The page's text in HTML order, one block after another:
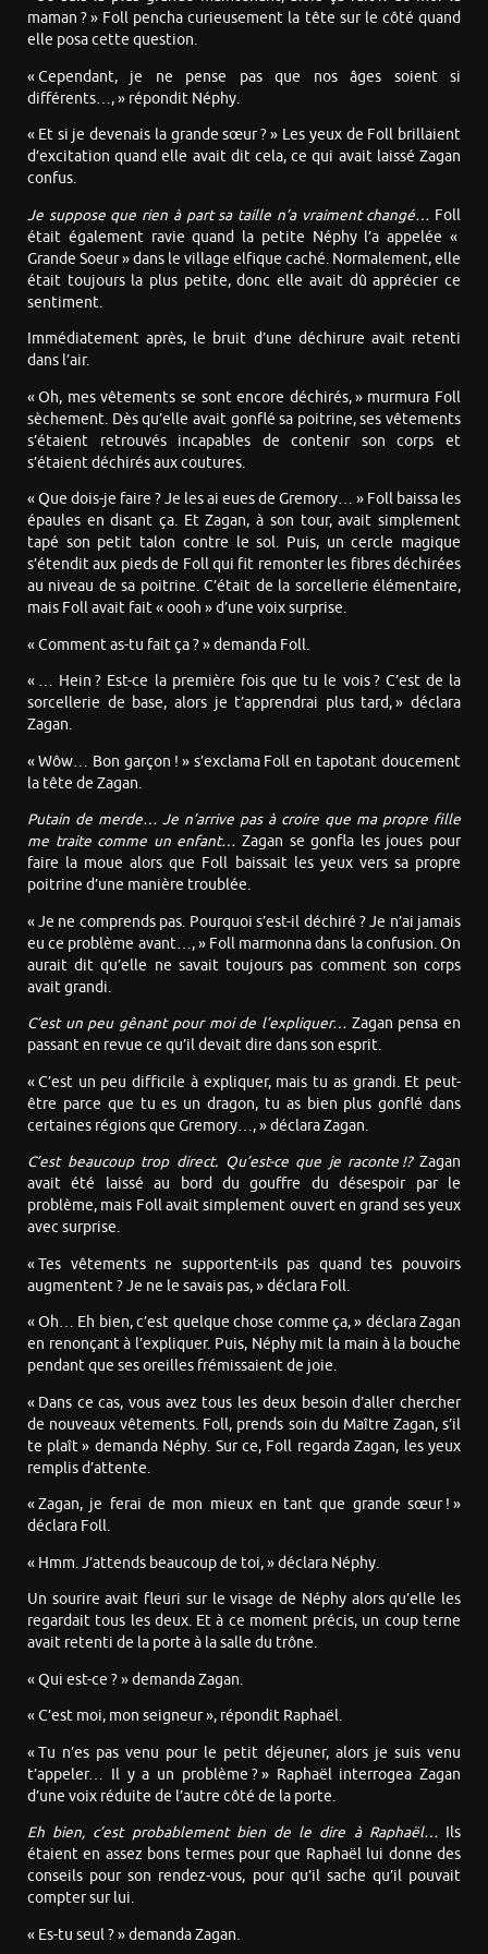
maman ? » Foll pencha curieusement la tête sur le côté quand
elle posa cette question.
« Cependant, je ne pense pas que nos âges soient si
différents…, » répondit Néphy.
« Et si je devenais la grande sœur ? » Les yeux de Foll brillaient
d’excitation quand elle avait dit cela, ce qui avait laissé Zagan
confus.
Je suppose que rien à part sa taille n’a vraiment changé… Foll
était également ravie quand la petite Néphy l’a appelée «
Grande Soeur » dans le village elfique caché. Normalement, elle
était toujours la plus petite, donc elle avait dû apprécier ce
sentiment.
Immédiatement après, le bruit d’une déchirure avait retenti
dans l’air.
« Oh, mes vêtements se sont encore déchirés, » murmura Foll
sèchement. Dès qu’elle avait gonflé sa poitrine, ses vêtements
s’étaient retrouvés incapables de contenir son corps et
s’étaient déchirés aux coutures.
« Que dois-je faire ? Je les ai eues de Gremory… » Foll baissa les
épaules en disant ça. Et Zagan, à son tour, avait simplement
tapé son petit talon contre le sol. Puis, un cercle magique
s’étendit aux pieds de Foll qui fit remonter les fibres déchirées
au niveau de sa poitrine. C’était de la sorcellerie élémentaire,
mais Foll avait fait « oooh » d’une voix surprise.
« Comment as-tu fait ça ? » demanda Foll.
« … Hein ? Est-ce la première fois que tu le vois ? C’est de la
sorcellerie de base, alors je t’apprendrai plus tard, » déclara
Zagan.
« Wôw… Bon garçon ! » s’exclama Foll en tapotant doucement
la tête de Zagan.
Putain de merde… Je n’arrive pas à croire que ma propre fille
me traite comme un enfant… Zagan se gonfla les joues pour
faire la moue alors que Foll baissait les yeux vers sa propre
poitrine d’une manière troublée.
« Je ne comprends pas. Pourquoi s’est-il déchiré ? Je n’ai jamais
eu ce problème avant…, » Foll marmonna dans la confusion. On
aurait dit qu’elle ne savait toujours pas comment son corps
avait grandi.
C’est un peu gênant pour moi de l’expliquer… Zagan pensa en
passant en revue ce qu’il devait dire dans son esprit.
« C’est un peu difficile à expliquer, mais tu as grandi. Et peut-
être parce que tu es un dragon, tu as bien plus gonflé dans
certaines régions que Gremory…, » déclara Zagan.
C’est beaucoup trop direct. Qu’est-ce que je raconte !? Zagan
avait été laissé au bord du gouffre du désespoir par le
problème, mais Foll avait simplement ouvert en grand ses yeux
avec surprise.
« Tes vêtements ne supportent-ils pas quand tes pouvoirs
augmentent ? Je ne le savais pas, » déclara Foll.
« Oh… Eh bien, c’est quelque chose comme ça, » déclara Zagan
en renonçant à l’expliquer. Puis, Néphy mit la main à la bouche
pendant que ses oreilles frémissaient de joie.
« Dans ce cas, vous avez tous les deux besoin d’aller chercher
de nouveaux vêtements. Foll, prends soin du Maître Zagan, s’il
te plaît » demanda Néphy. Sur ce, Foll regarda Zagan, les yeux
remplis d’attente.
« Zagan, je ferai de mon mieux en tant que grande sœur ! »
déclara Foll.
« Hmm. J’attends beaucoup de toi, » déclara Néphy.
Un sourire avait fleuri sur le visage de Néphy alors qu’elle les
regardait tous les deux. Et à ce moment précis, un coup terne
avait retenti de la porte à la salle du trône.
« Qui est-ce ? » demanda Zagan.
« C’est moi, mon seigneur », répondit Raphaël.
« Tu n’es pas venu pour le petit déjeuner, alors je suis venu
t’appeler… Il y a un problème ? » Raphaël interrogea Zagan
d’une voix réduite de l’autre côté de la porte.
Eh bien, c’est probablement bien de le dire à Raphaël… Ils
étaient en assez bons termes pour que Raphaël lui donne des
conseils pour son rendez-vous, pour qu’il sache qu’il pouvait
compter sur lui.
« Es-tu seul ? » demanda Zagan.